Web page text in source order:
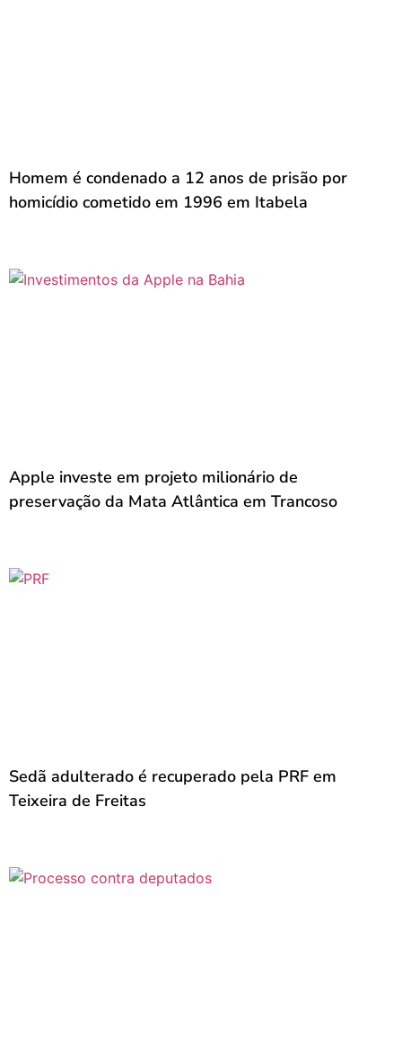
Homem é condenado a 12 anos de prisão por
homicídio cometido em 1996 em Itabela
Apple investe em projeto milionário de
preservação da Mata Atlântica em Trancoso
Sedã adulterado é recuperado pela PRF em
Teixeira de Freitas